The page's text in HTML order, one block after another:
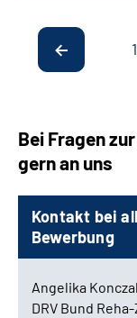
1
Bei Fragen
gern an uns
Kontakt bei
Bewerbung
Angelika
DRV Bund